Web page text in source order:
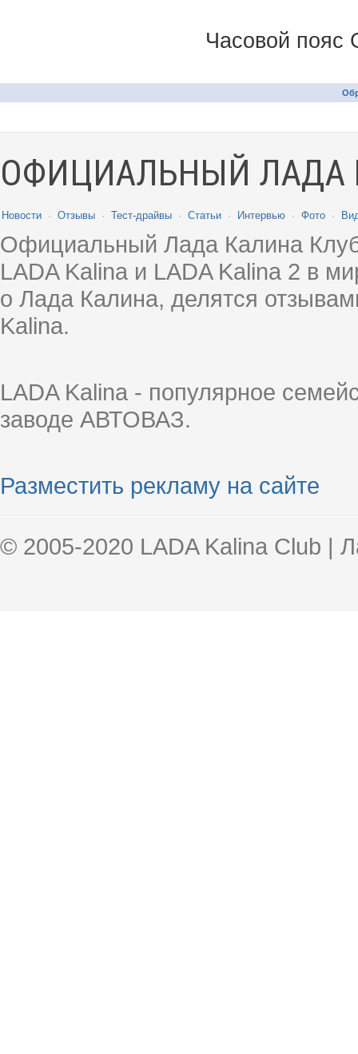
Часовой пояс
ОФИЦИАЛЬНЫЙ ЛАДА
Новости · Отзывы · Тест-драйвы · Статьи · Интервью · Фото ·
Официальный Лада Калина
LADA Kalina и LADA Kalina 2 в
о Лада Калина, делятся
Kalina.
LADA Kalina - популярное
заводе АВТОВАЗ.
Разместить рекламу на сайте
© 2005-2020 LADA Kalina Club |